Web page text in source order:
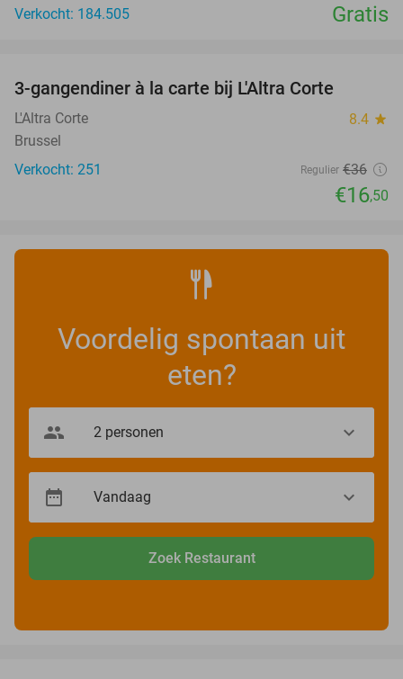
Verkocht: 184.505
Gratis
3-gangendiner à la carte bij L'Altra Corte
L'Altra Corte 8.4 star
Brussel
Verkocht: 251
Regulier €36
€16,50
Voordelig spontaan uit
eten?
Zoek Restaurant